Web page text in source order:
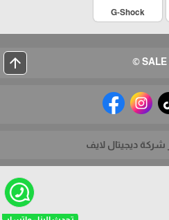
G-Shock
SALE
arrow_upward
شركة ديجيتال لايف